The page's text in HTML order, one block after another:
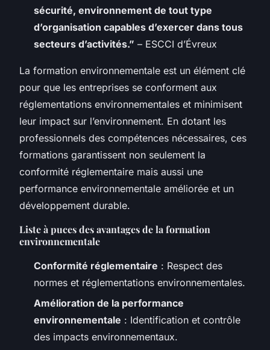
sécurité, environnement de tout type
d’organisation capables d’exercer dans tous
secteurs d’activités.” – ESCCI d’Évreux
La formation environnementale est un élément clé
pour que les entreprises se conforment aux
réglementations environnementales et minimisent
leur impact sur l’environnement. En dotant les
professionnels des compétences nécessaires, ces
formations garantissent non seulement la
conformité réglementaire mais aussi une
performance environnementale améliorée et un
développement durable.
Liste à puces des avantages de la formation
environnementale
Conformité réglementaire : Respect des
normes et réglementations environnementales.
Amélioration de la performance
environnementale : Identification et contrôle
des impacts environnementaux.